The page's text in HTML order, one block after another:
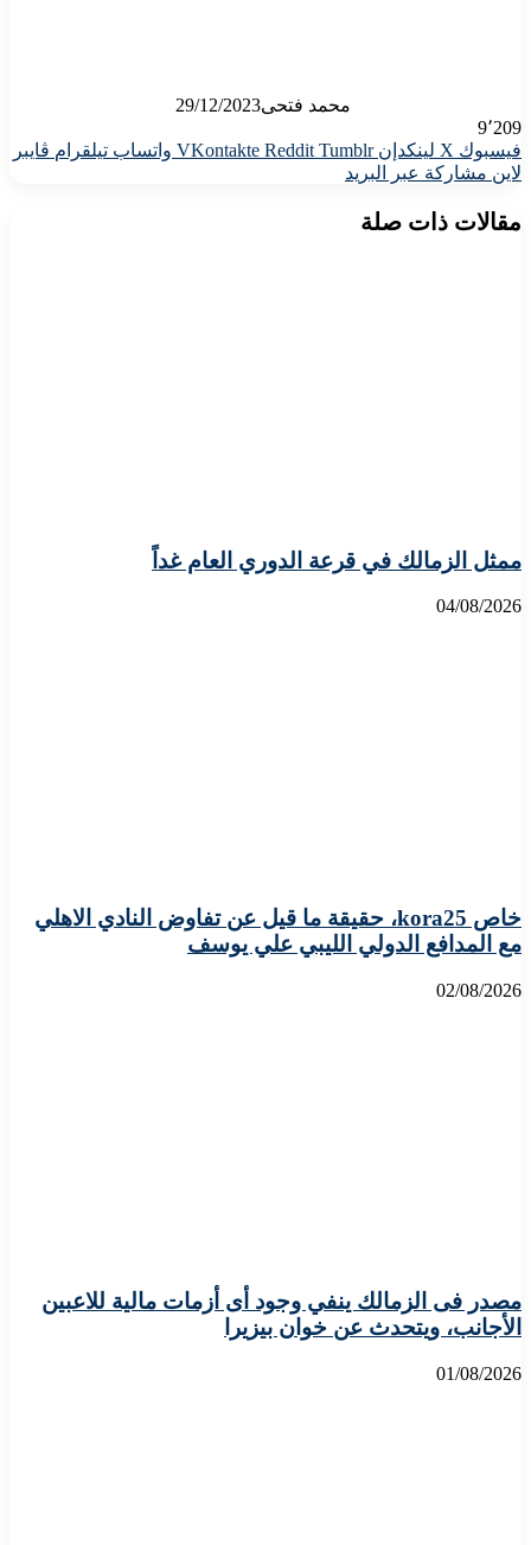
محمد فتحى29/12/2023
9٬209
فيسبوك X لينكدإن واتساب تيلقرام ڤايبر
لاين مشاركة عبر البريد
مقالات ذات صلة
ممثل الزمالك في قرعة الدوري العام غداً
04/08/2026
خاص kora25، حقيقة ما قيل عن تفاوض النادي الاهلي
مع المدافع الدولي الليبي علي يوسف
02/08/2026
مصدر فى الزمالك ينفي وجود أى أزمات مالية للاعبين
الأجانب، ويتحدث عن خوان بيزيرا
01/08/2026